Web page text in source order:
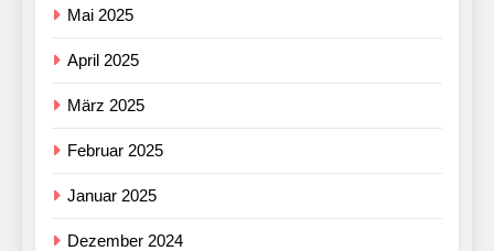
Mai 2025
April 2025
März 2025
Februar 2025
Januar 2025
Dezember 2024